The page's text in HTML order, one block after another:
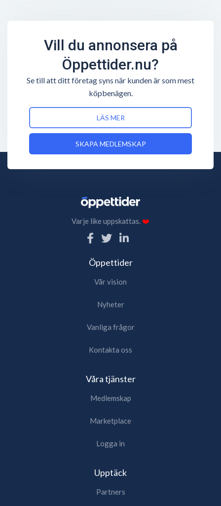
Vill du annonsera på
Öppettider.nu?
Se till att ditt företag syns när kunden är som mest
köpbenägen.
LÄS MER
SKAPA MEDLEMSKAP
Varje like uppskattas.❤️
Öppettider
Vår vision
Nyheter
Vanliga frågor
Kontakta oss
Våra tjänster
Medlemskap
Marketplace
Logga in
Upptäck
Partners